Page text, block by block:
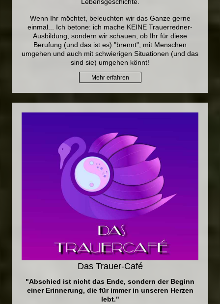
Lebensgeschichte.
Wenn Ihr möchtet, beleuchten wir das Ganze gerne
einmal... Ich betone: ich mache KEINE Trauerredner-
Ausbildung, sondern wir schauen, ob Ihr für diese
Berufung (und das ist es) "brennt", mit Menschen
umgehen und auch mit schwierigen Situationen (und das
sind sie) umgehen könnt!
Mehr erfahren
Das Trauer-Café
"Abschied ist nicht das Ende, sondern der Beginn
einer Erinnerung, die für immer in unseren Herzen
lebt."